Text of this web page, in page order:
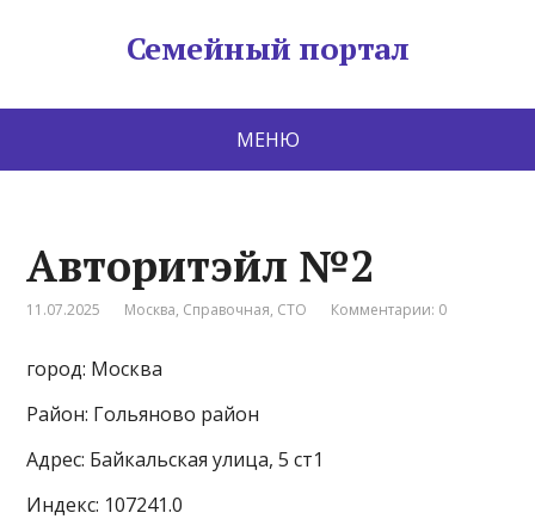
Семейный портал
МЕНЮ
Авторитэйл №2
11.07.2025 Москва, Справочная, СТО Комментарии: 0
город: Москва
Район: Гольяново район
Адрес: Байкальская улица, 5 ст1
Индекс: 107241.0